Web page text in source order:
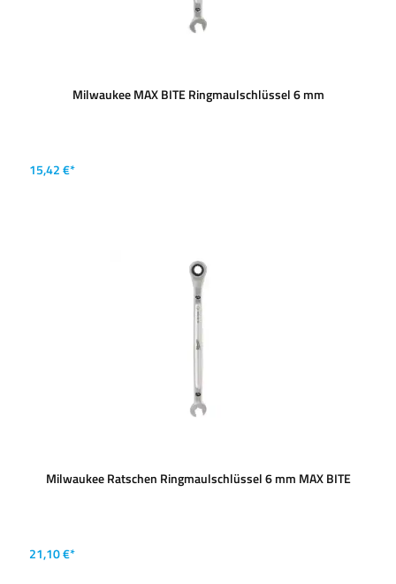
Milwaukee MAX BITE Ringmaulschlüssel 6 mm
15,42 €*
Milwaukee Ratschen Ringmaulschlüssel 6 mm MAX BITE
21,10 €*